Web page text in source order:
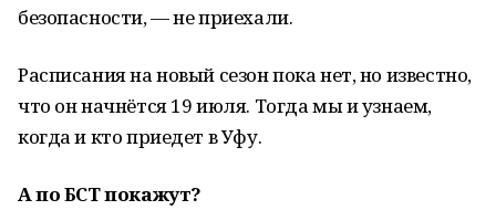
безопасности, — не приехали.
Расписания на новый сезон пока нет, но известно,
что он начнётся 19 июля. Тогда мы и узнаем,
когда и кто приедет в Уфу.
А по БСТ покажут?